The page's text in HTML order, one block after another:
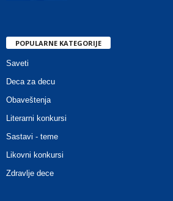
POPULARNE KATEGORIJE
Saveti
Deca za decu
Obaveštenja
Literarni konkursi
Sastavi - teme
Likovni konkursi
Zdravlje dece